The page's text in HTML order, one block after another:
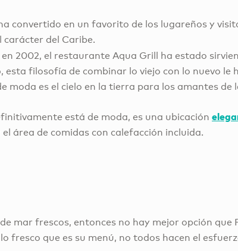
convertido en un favorito de los lugareños y
carácter del Caribe.
2002, el restaurante Aqua Grill ha estado
esta filosofía de combinar lo viejo con lo nuevo
moda es el cielo en la tierra para los amantes
está de moda, es una ubicación
área de comidas con calefacción incluida.
mar frescos, entonces no hay mejor opción que
fresco que es su menú, no todos hacen el